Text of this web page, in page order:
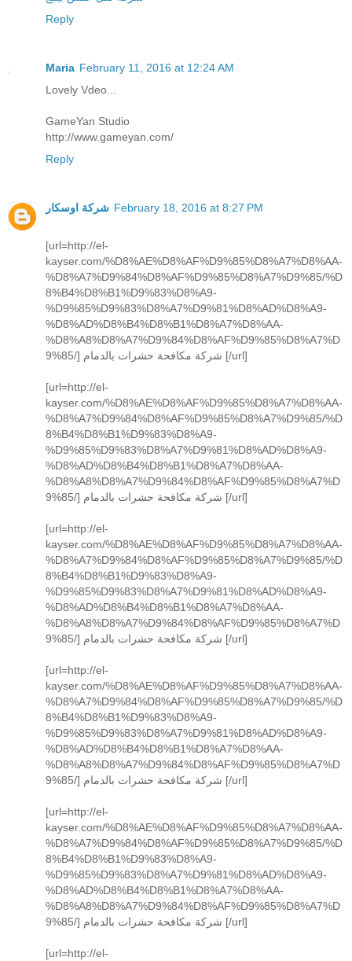
Reply
Maria February 11, 2016 at 12:24 AM
Lovely Vdeo...
GameYan Studio
http://www.gameyan.com/
Reply
شركة اوسكار February 18, 2016 at 8:27 PM
[url=http://el-
kayser.com/%D8%AE%D8%AF%D9%85%D8%A7%D8%AA-
%D8%A7%D9%84%D8%AF%D9%85%D8%A7%D9%85/%D
8%B4%D8%B1%D9%83%D8%A9-
%D9%85%D9%83%D8%A7%D9%81%D8%AD%D8%A9-
%D8%AD%D8%B4%D8%B1%D8%A7%D8%AA-
%D8%A8%D8%A7%D9%84%D8%AF%D9%85%D8%A7%D
9%85/] شركة مكافحة حشرات بالدمام [/url]
[url=http://el-
kayser.com/%D8%AE%D8%AF%D9%85%D8%A7%D8%AA-
%D8%A7%D9%84%D8%AF%D9%85%D8%A7%D9%85/%D
8%B4%D8%B1%D9%83%D8%A9-
%D9%85%D9%83%D8%A7%D9%81%D8%AD%D8%A9-
%D8%AD%D8%B4%D8%B1%D8%A7%D8%AA-
%D8%A8%D8%A7%D9%84%D8%AF%D9%85%D8%A7%D
9%85/] شركة مكافحة حشرات بالدمام [/url]
[url=http://el-
kayser.com/%D8%AE%D8%AF%D9%85%D8%A7%D8%AA-
%D8%A7%D9%84%D8%AF%D9%85%D8%A7%D9%85/%D
8%B4%D8%B1%D9%83%D8%A9-
%D9%85%D9%83%D8%A7%D9%81%D8%AD%D8%A9-
%D8%AD%D8%B4%D8%B1%D8%A7%D8%AA-
%D8%A8%D8%A7%D9%84%D8%AF%D9%85%D8%A7%D
9%85/] شركة مكافحة حشرات بالدمام [/url]
[url=http://el-
kayser.com/%D8%AE%D8%AF%D9%85%D8%A7%D8%AA-
%D8%A7%D9%84%D8%AF%D9%85%D8%A7%D9%85/%D
8%B4%D8%B1%D9%83%D8%A9-
%D9%85%D9%83%D8%A7%D9%81%D8%AD%D8%A9-
%D8%AD%D8%B4%D8%B1%D8%A7%D8%AA-
%D8%A8%D8%A7%D9%84%D8%AF%D9%85%D8%A7%D
9%85/] شركة مكافحة حشرات بالدمام [/url]
[url=http://el-
kayser.com/%D8%AE%D8%AF%D9%85%D8%A7%D8%AA-
%D8%A7%D9%84%D8%AF%D9%85%D8%A7%D9%85/%D
8%B4%D8%B1%D9%83%D8%A9-
%D9%85%D9%83%D8%A7%D9%81%D8%AD%D8%A9-
%D8%AD%D8%B4%D8%B1%D8%A7%D8%AA-
%D8%A8%D8%A7%D9%84%D8%AF%D9%85%D8%A7%D
9%85/] شركة مكافحة حشرات بالدمام [/url]
[url=http://el-